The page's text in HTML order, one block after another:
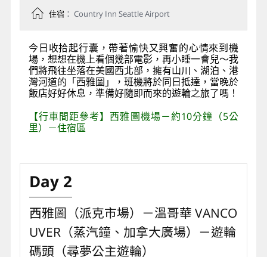
住宿： Country Inn Seattle Airport
今日收拾起行囊，帶著愉快又興奮的心情來到機
場，想想在機上看個幾部電影，再小睡一會兒～我
們將飛往坐落在美國西北部，擁有山川、湖泊、港
灣河道的「西雅圖」，班機將於同日抵達，當晚於
飯店好好休息，準備好隨即而來的遊輪之旅了嗎！
【行車間距參考】西雅圖機場－約10分鐘（5公
里）－住宿區
Day 2
西雅圖（派克市場）－溫哥華 VANCO
UVER（蒸汽鐘、加拿大廣場）－遊輪
碼頭（尋夢公主遊輪）